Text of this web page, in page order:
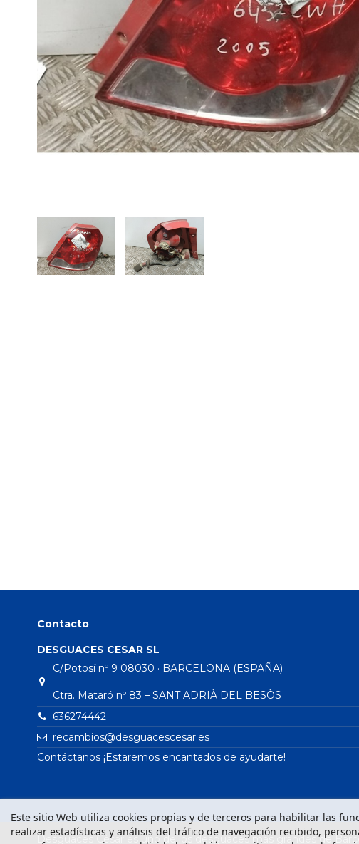
Contacto
DESGUACES CESAR SL
C/Potosí nº 9 08030 · BARCELONA (ESPAÑA)
Ctra. Mataró nº 83 – SANT ADRIÀ DEL BESÒS
636274442
recambios@desguacescesar.es
Contáctanos ¡Estaremos encantados de ayudarte!
Este sitio Web utiliza cookies propias y de terceros para habilitar las
realizar estadísticas y análisis del tráfico de navegación recibido,
Desguaces César es uno de los desguaces más grandes de